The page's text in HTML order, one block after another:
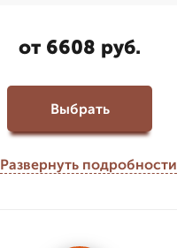
от 6608 руб.
Выбрать
Развернуть подробности